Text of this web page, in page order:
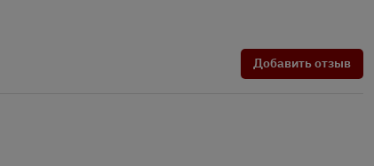
Добавить отзыв